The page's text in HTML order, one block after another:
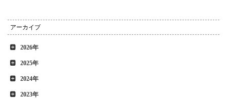
アーカイブ
2026年
2025年
2024年
2023年